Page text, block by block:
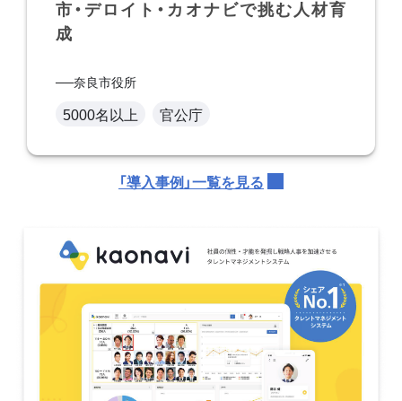
市・デロイト・カオナビで挑む人材育
成
奈良市役所
5000名以上 官公庁
「導入事例」一覧を見る